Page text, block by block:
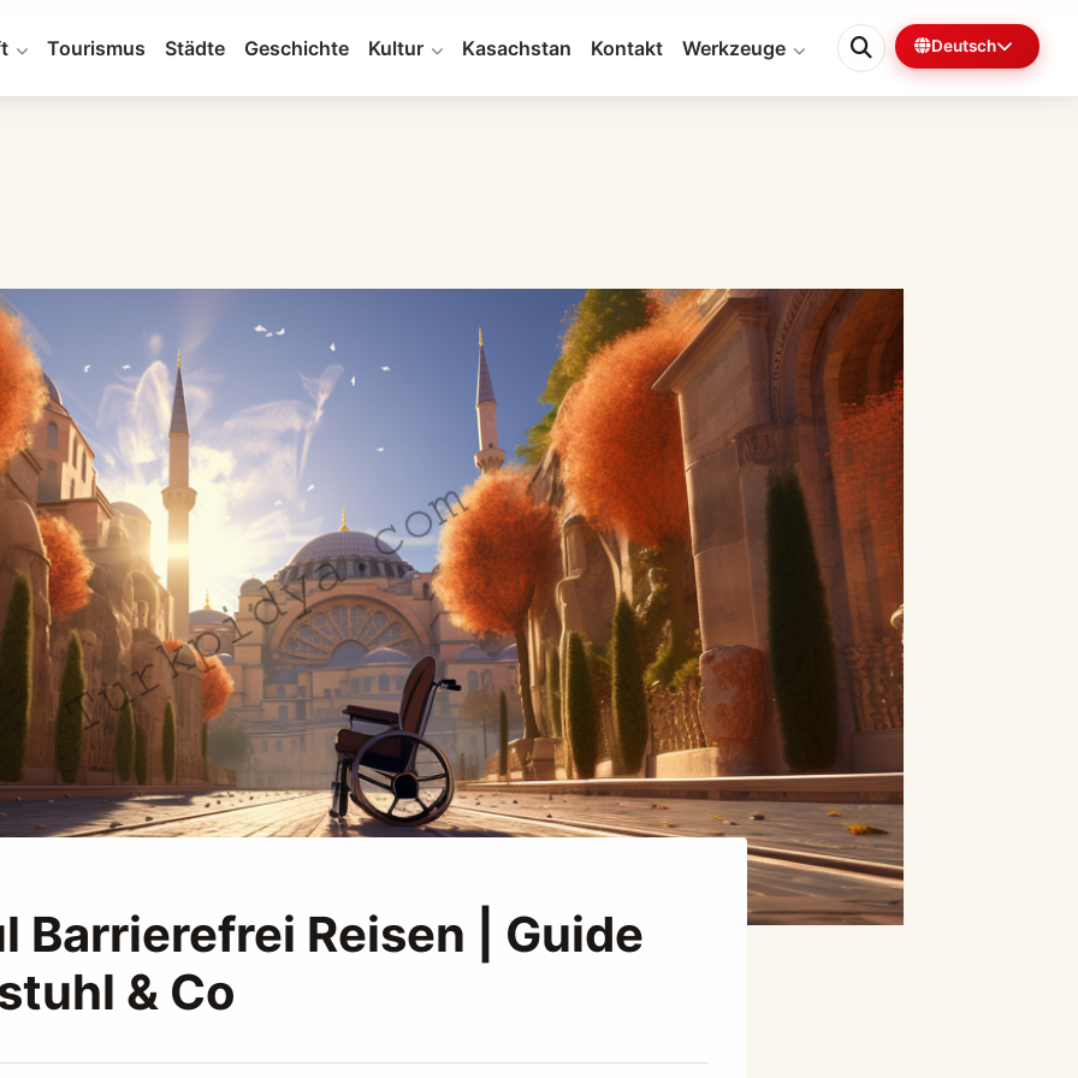
Tourismus Städte Geschichte Kultur Kasachstan Kontakt Werkzeuge Deutsch
0% 6 Min. verbleibend
Barrierefrei Reisen | Guide
& Co